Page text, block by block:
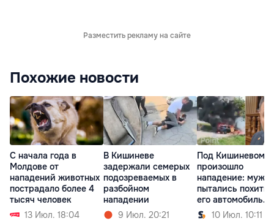
Разместить рекламу на сайте
Похожие новости
С начала года в
Молдове от
нападений животных
пострадало более 4
тысяч человек
13 Июл. 18:04
В Кишиневе
задержали семерых
подозреваемых в
разбойном
нападении
9 Июл. 20:21
Под Кишиневом
произошло
нападение:
пытались
его автомобиль
сожгли10 Июл. 10:11